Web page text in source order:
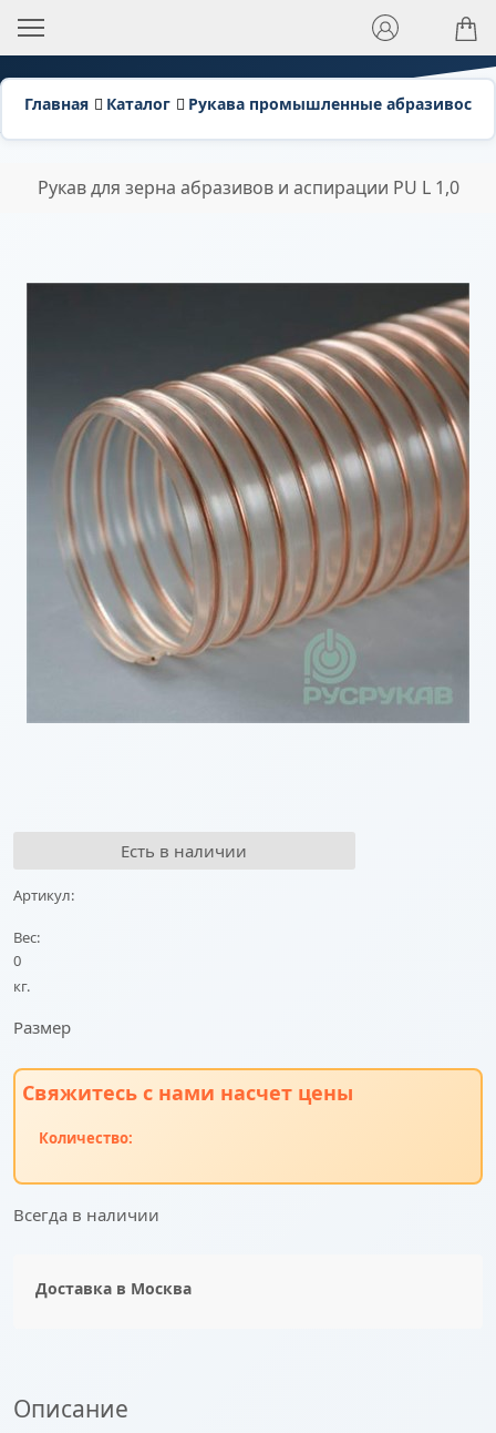
Главная Каталог Рукава промышленные
Рукав для зерна абразивов и аспирации PU L 1,0
Есть в наличии
Артикул:
Вес:
0
кг.
Размер
Свяжитесь с нами насчет цены
Количество:
Всегда в наличии
Доставка в Москва
Описание